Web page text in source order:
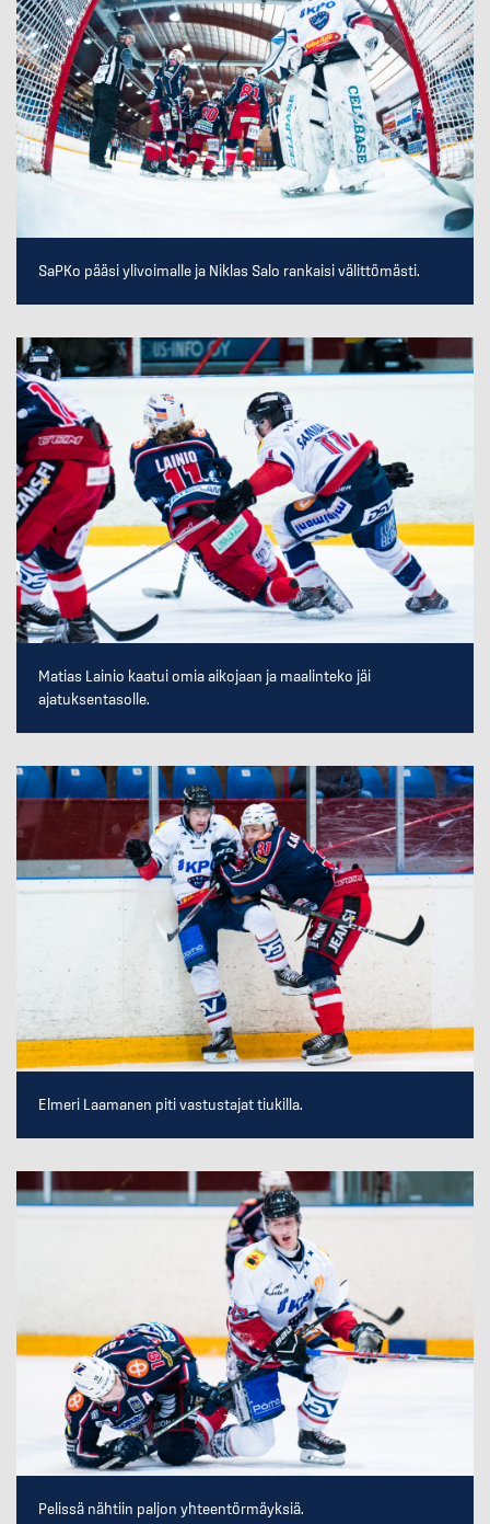
SaPKo pääsi ylivoimalle ja Niklas Salo rankaisi välittömästi.
Matias Lainio kaatui omia aikojaan ja maalinteko jäi
ajatuksentasolle.
Elmeri Laamanen piti vastustajat tiukilla.
Pelissä nähtiin paljon yhteentörmäyksiä.